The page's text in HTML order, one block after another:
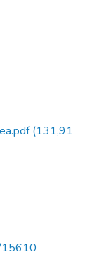
(131,91
15610